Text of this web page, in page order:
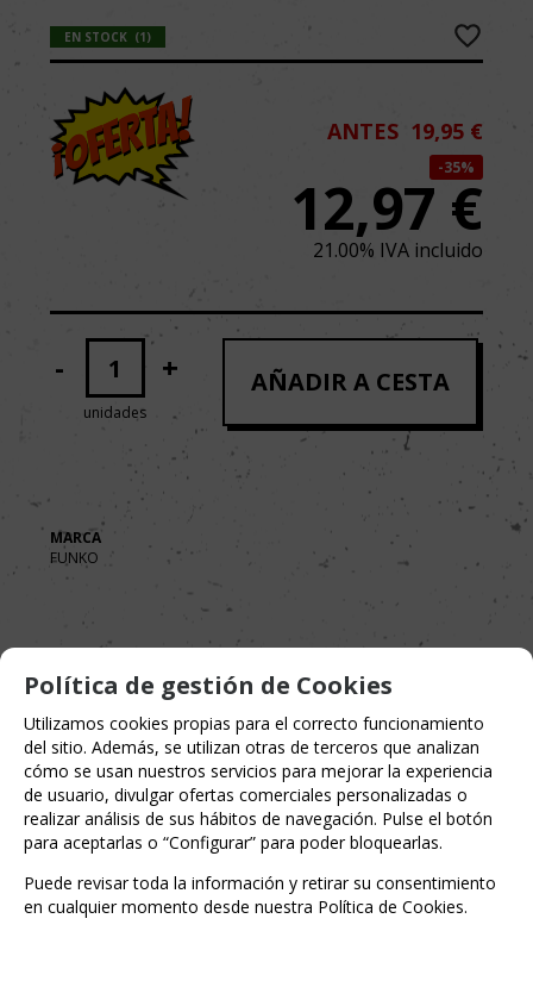
EN STOCK (1)
ANTES 19,95 €
35%
12,97 €
21.00% IVA incluido
-
unidades
+ AÑADIR A CESTA
MARCA
FUNKO
Política de gestión de Cookies
Utilizamos cookies propias para el correcto funcionamiento
del sitio. Además, se utilizan otras de terceros que analizan
cómo se usan nuestros servicios para mejorar la experiencia
de usuario, divulgar ofertas comerciales personalizadas o
realizar análisis de sus hábitos de navegación. Pulse el botón
para aceptarlas o “Configurar” para poder bloquearlas.
Puede revisar toda la información y retirar su consentimiento
en cualquier momento desde nuestra Política de Cookies.